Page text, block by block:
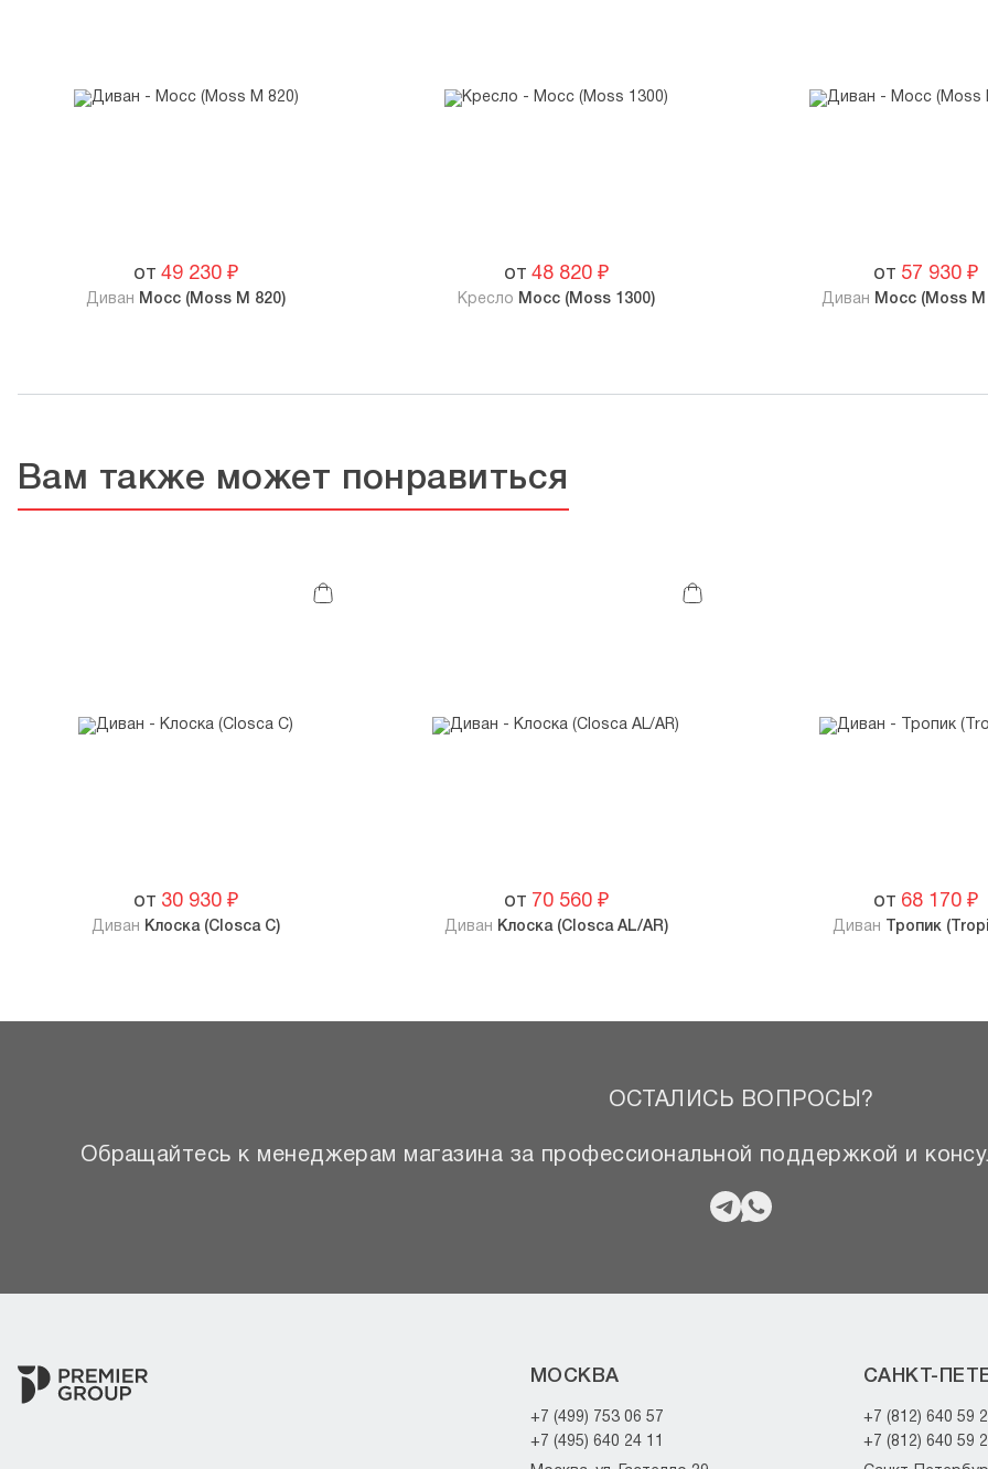
от 49 230 ₽
Диван Мосс (Moss М 820)
от 48 820₽
Кресло Мосс (Moss 1300)
от 57 930 ₽
Диван Мосс (Moss M
Вам также может понравиться
от 30 930 ₽
Диван Клоска (Closca C)
от 70 560₽
Диван Клоска (Closca AL/AR)
от 68 170 ₽
Диван Тропик
ОСТАЛИСЬ ВОПРОСЫ?
Обращайтесь к менеджерам магазина за профессиональной поддержкой и
МОСКВА
+7 (499) 753 06 57
+7 (495) 640 24 11
САНКТ-
+7 (812) 640 59
+7 (812) 640 59